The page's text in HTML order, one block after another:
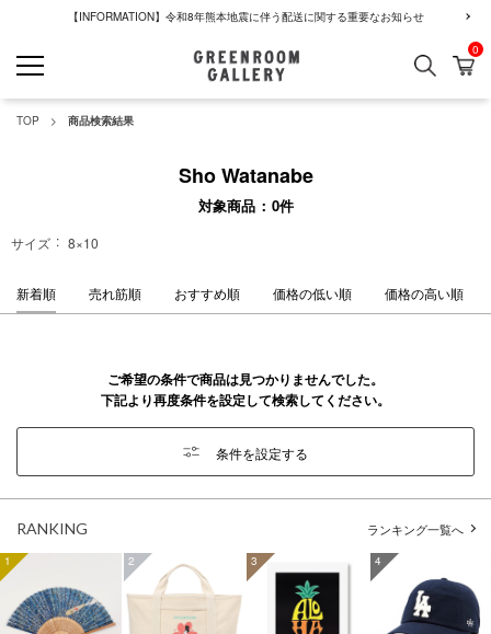
【INFORMATION】令和8年熊本地震に伴う配送に関する重要なお知らせ
検索 カ
0
TOP 商品検索結果
Sho Watanabe
対象商品 0件
サイズ 8×10
新着順 売れ筋順 おすすめ順 価格の低い順 価格の高い順
ご希望の条件で商品は見つかりませんでした。
下記より再度条件を設定して検索してください。
条件を設定する
RANKING ランキング一覧へ
1 2 3 4